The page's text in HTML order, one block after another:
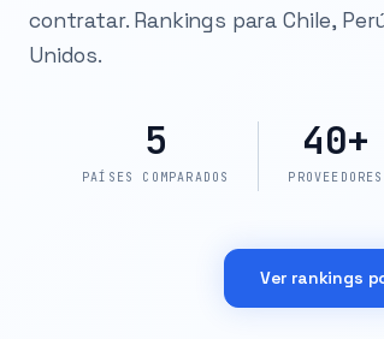
contratar. Rankings para Chile,
Unidos.
5
PAÍSES COMPARADOS
40+
PROVEEDORES
Ver rankings